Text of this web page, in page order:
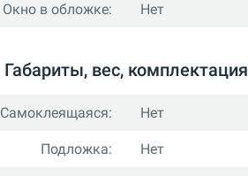
Окно в обложке: Нет
Габариты, вес, комплектация
Самоклеящаяся: Нет
Подложка: Нет